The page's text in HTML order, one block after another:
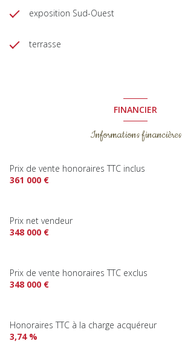
exposition Sud-Ouest
terrasse
FINANCIER
Informations financières
Prix de vente honoraires TTC inclus
361 000 €
Prix net vendeur
348 000 €
Prix de vente honoraires TTC exclus
348 000 €
Honoraires TTC à la charge acquéreur
3,74 %